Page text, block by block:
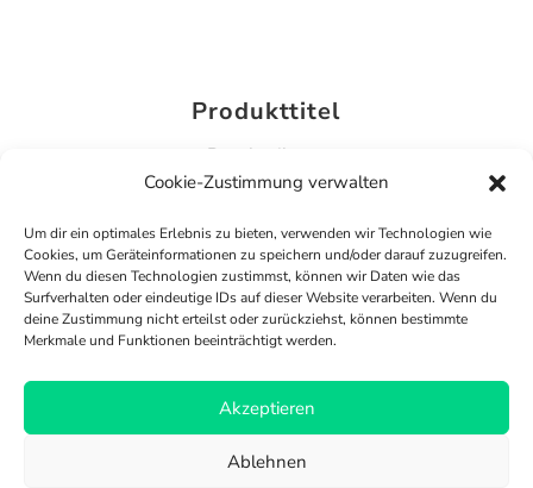
Cookie-Zustimmung verwalten
Um dir ein optimales Erlebnis zu bieten, verwenden wir Technologien wie
Cookies, um Geräteinformationen zu speichern und/oder darauf zuzugreifen.
Wenn du diesen Technologien zustimmst, können wir Daten wie das
Surfverhalten oder eindeutige IDs auf dieser Website verarbeiten. Wenn du
deine Zustimmung nicht erteilst oder zurückziehst, können bestimmte
Merkmale und Funktionen beeinträchtigt werden.
Akzeptieren
Ablehnen
Produkttitel
Beschreibung
Versand & Zahlung
Richtlinie für Rückerstattungen und Rückgaben
FAQ Impressum